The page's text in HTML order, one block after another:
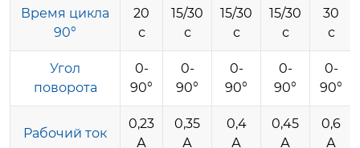
Время цикла
90°
20
с
15/30
с
15/30
с
15/30
с
30
с
Угол
поворота
0-
90°
0-
90°
0-
90°
0-
90°
0-
90°
Рабочий ток
0,23
А
0,35
А
0,4
А
0,45
А
0,6
А